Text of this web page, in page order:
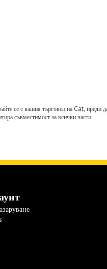
се с вашия търговец на Cat, преди
съвместимост за всички части.